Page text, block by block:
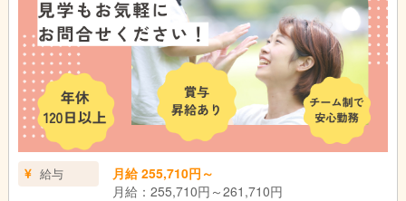
給与
月給 255,710円～
月給：255,710円～261,710円